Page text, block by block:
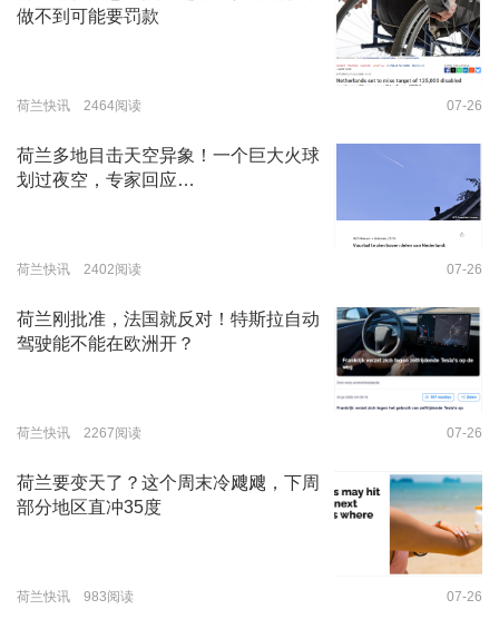
做不到可能要罚款
荷兰快讯 2464阅读 07-26
荷兰多地目击天空异象！一个巨大火球
划过夜空，专家回应…
荷兰快讯 2402阅读 07-26
荷兰刚批准，法国就反对！特斯拉自动
驾驶能不能在欧洲开？
荷兰快讯 2267阅读 07-26
荷兰要变天了？这个周末冷飕飕，下周
部分地区直冲35度
荷兰快讯 983阅读 07-26